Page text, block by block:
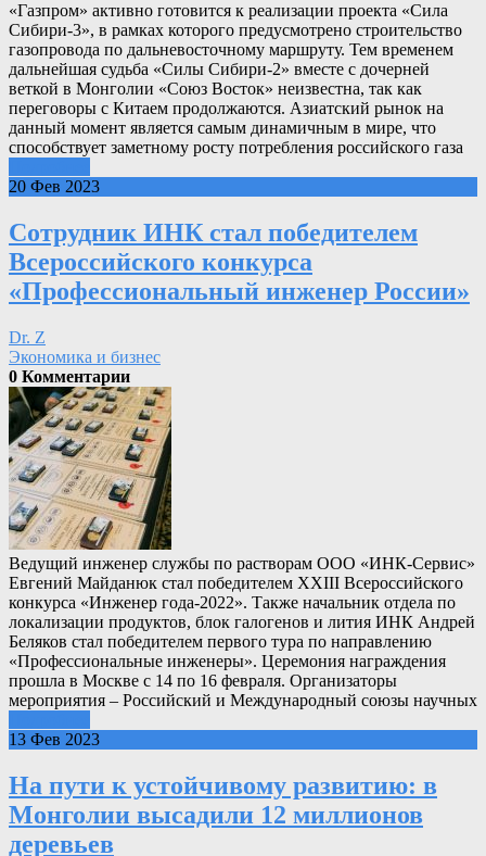
«Газпром» активно готовится к реализации проекта «Сила
Сибири-3», в рамках которого предусмотрено строительство
газопровода по дальневосточному маршруту. Тем временем
дальнейшая судьба «Силы Сибири-2» вместе с дочерней
веткой в Монголии «Союз Восток» неизвестна, так как
переговоры с Китаем продолжаются. Азиатский рынок на
данный момент является самым динамичным в мире, что
способствует заметному росту потребления российского газа
20 Фев 2023
Сотрудник ИНК стал победителем
Всероссийского конкурса
«Профессиональный инженер России»
Dr. Z
Экономика и бизнес
0 Комментарии
Ведущий инженер службы по растворам ООО «ИНК-Сервис»
Евгений Майданюк стал победителем XXIII Всероссийского
конкурса «Инженер года-2022». Также начальник отдела по
локализации продуктов, блок галогенов и лития ИНК Андрей
Беляков стал победителем первого тура по направлению
«Профессиональные инженеры». Церемония награждения
прошла в Москве с 14 по 16 февраля. Организаторы
мероприятия – Российский и Международный союзы научных
13 Фев 2023
На пути к устойчивому развитию: в
Монголии высадили 12 миллионов
деревьев